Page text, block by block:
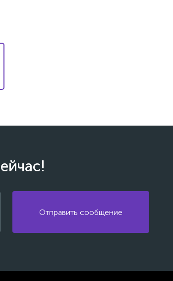
Отправить сообщение